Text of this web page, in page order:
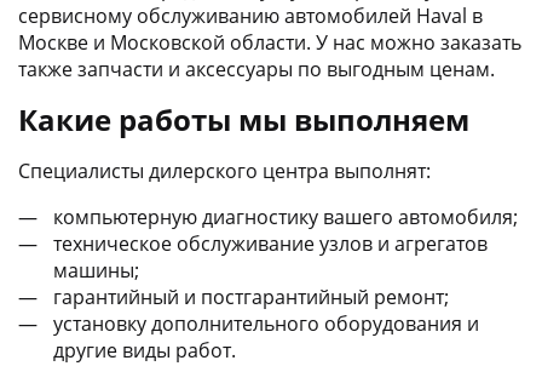
сервисному обслуживанию автомобилей Haval в
Москве и Московской области. У нас можно заказать
также запчасти и аксессуары по выгодным ценам.
Какие работы мы выполняем
Специалисты дилерского центра выполнят:
компьютерную диагностику вашего автомобиля;
техническое обслуживание узлов и агрегатов
машины;
гарантийный и постгарантийный ремонт;
установку дополнительного оборудования и
другие виды работ.